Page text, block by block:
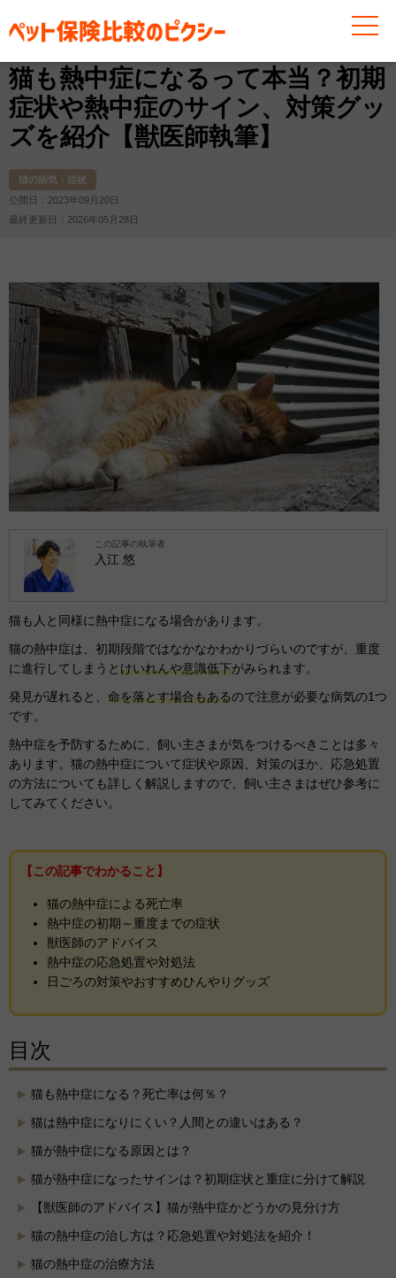
お役立ち情報 猫 猫の病気・症状 猫も熱中症にな
猫も熱中症になるって本当？初期
症状や熱中症のサイン、対策グッ
ズを紹介【獣医師執筆】
猫の病気・症状
公開日：2023年09月20日
最終更新日：2026年05月28日
この記事の執筆者
入江 悠
猫も人と同様に熱中症になる場合があります。
猫の熱中症は、初期段階ではなかなかわかりづらいのですが、重度
に進行してしまうとけいれんや意識低下がみられます。
発見が遅れると、 命を落とす場合もあるので注意が必要な病気の1つ
です。
熱中症を予防するために、飼い主さまが気をつけるべきことは多々
あります。猫の熱中症について症状や原因、対策のほか、応急処置
の方法についても詳しく解説しますので、飼い主さまはぜひ参考に
してみてください。
【この記事でわかること】
猫の熱中症による死亡率
熱中症の初期～重度までの症状
獣医師のアドバイス
熱中症の応急処置や対処法
日ごろの対策やおすすめひんやりグッズ
目次
猫も熱中症になる？死亡率は何％？
猫は熱中症になりにくい？人間との違いはある？
猫が熱中症になる原因とは？
猫が熱中症になったサインは？初期症状と重症に分けて解説
【獣医師のアドバイス】猫が熱中症かどうかの見分け方
猫の熱中症の治し方は？応急処置や対処法を紹介！
猫の熱中症の治療方法